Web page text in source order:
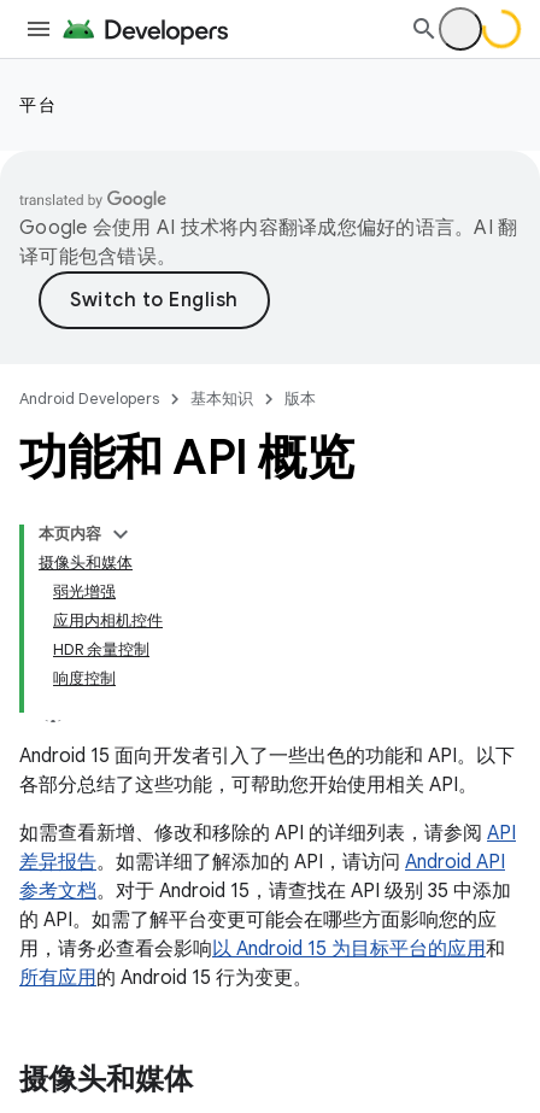
平台
Google 会使用 AI 技术将内容翻译成您偏好的语言。AI 翻
译可能包含错误。
Android Developers 基本知识 版本
功能和 API 概览
本页内容
摄像头和媒体
弱光增强
应用内相机控件
HDR 余量控制
响度控制
Android 15 面向开发者引入了一些出色的功能和 API。以下
各部分总结了这些功能，可帮助您开始使用相关 API。
如需查看新增、修改和移除的 API 的详细列表，请参阅 API
差异报告。如需详细了解添加的 API，请访问 Android API
参考文档。对于 Android 15，请查找在 API 级别 35 中添加
的 API。如需了解平台变更可能会在哪些方面影响您的应
用，请务必查看会影响以 Android 15 为目标平台的应用和
所有应用的 Android 15 行为变更。
摄像头和媒体